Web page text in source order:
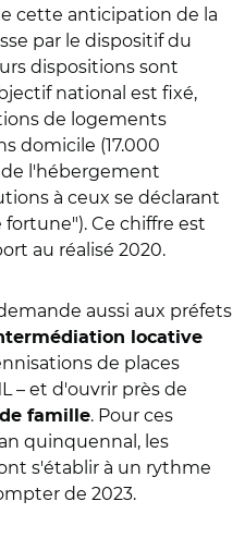
cette anticipation de la
par le dispositif du
dispositions sont
national est fixé,
de logements
domicile (17.000
l'hébergement
à ceux se déclarant
Ce chiffre est
au réalisé 2020.
aussi aux préfets
locative
de places
– et d'ouvrir près de
famille. Pour ces
quinquennal, les
s'établir à un rythme
de 2023.